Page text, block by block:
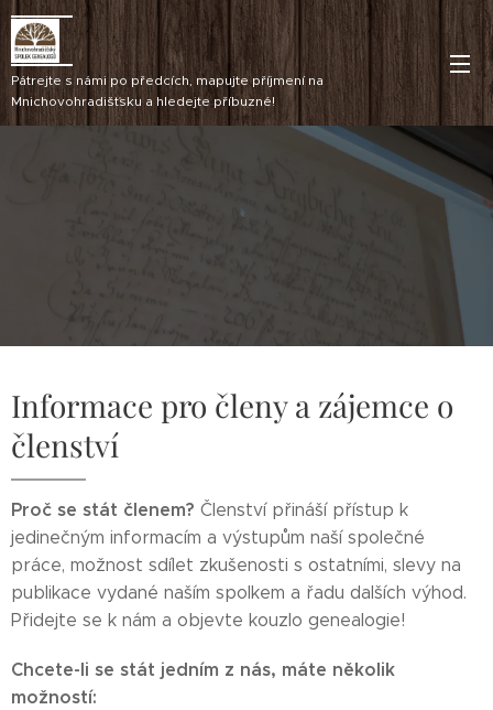
Pátrejte s námi po předcích, mapujte příjmení na
Mnichovohradišťsku a hledejte příbuzné!
Informace pro členy a zájemce o
členství
Proč se stát členem? Členství přináší přístup k
jedinečným informacím a výstupům naší společné
práce, možnost sdílet zkušenosti s ostatními, slevy na
publikace vydané naším spolkem a řadu dalších výhod.
Přidejte se k nám a objevte kouzlo genealogie!
Chcete-li se stát jedním z nás, máte několik
možností: